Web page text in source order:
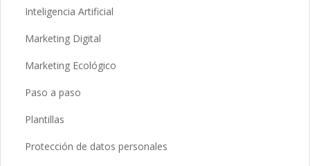
Inteligencia Artificial
Marketing Digital
Marketing Ecológico
Paso a paso
Plantillas
Protección de datos personales